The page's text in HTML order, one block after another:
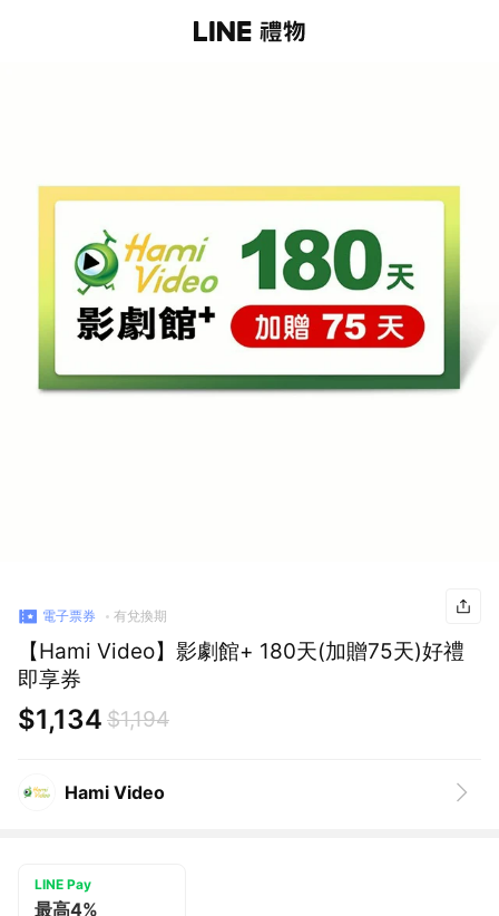
電子票券 有兌換期
【Hami Video】影劇館+ 180天(加贈75天)好禮
即享券
$1,134 $1,194
Hami Video
LINE Pay
最高4%